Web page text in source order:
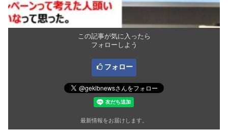
この記事が気に入ったら
フォローしよう
フォロー
最新情報をお届けします。